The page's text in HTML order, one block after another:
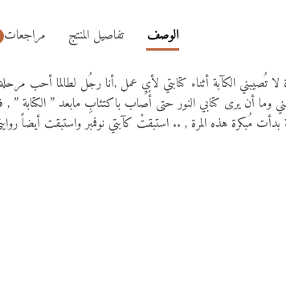
الوصف تفاصيل المنتج مراجعات
الكآبة أثناء كتابتي لأيِ عمل ,أنا رجُل لطالما أحب
أن يرى كتابي النور حتى أُصاب باكتئابِ مابعد ” الكتابة ” ,
مُبكرة هذه المرة , .. استبقتْ كآبتي نوفمبر واستبقت أيضاً